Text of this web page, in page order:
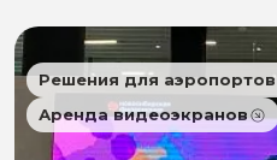
Решения для аэропортов
Аренда видеоэкранов